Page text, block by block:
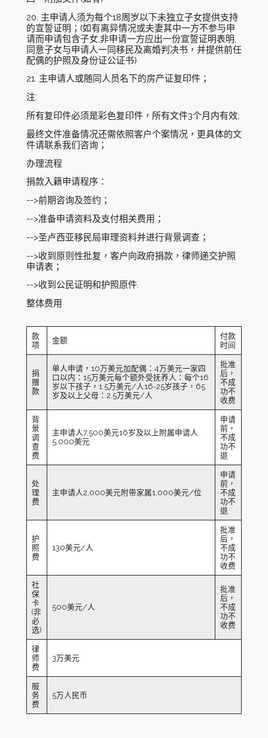
20. 主申请人须为每个18周岁以下未独立子女提供支持
的宣誓证明；(如有离异情况或夫妻其中一方不参与申
请而申请包含子女,非申请一方应出一份宣誓证明表明,
同意子女与申请人一同移民及离婚判决书，并提供前任
配偶的护照及身份证公证书)
21. 主申请人或随同人员名下的房产证复印件；
注:
所有复印件必须是彩色复印件，所有文件3个月内有效;
最终文件准备情况还需依照客户个案情况，更具体的文
件请联系我们咨询；
办理流程
捐款入籍申请程序：
-->前期咨询及签约；
-->准备申请资料及支付相关费用；
-->圣卢西亚移民局审理资料并进行背景调查；
-->收到原则性批复，客户向政府捐款，律师递交护照
申请表；
-->收到公民证明和护照原件.
整体费用
款
项
金额
付款
时间
捐
赠
款
单人申请，10万美元加配偶：4万美元一家四
口以内：15万美元每个额外受抚养人：每个16
岁以下孩子，1.5万美元/人16-25岁孩子，65
岁及以上父母：2.5万美元/人
批准
后，
不成
功不
收费
背
景
调
查
费
主申请人7,500美元16岁及以上附属申请人
5,000美元
申请
前，
不成
功不
退
处
理
费
主申请人2,000美元附带家属1,000美元/位
申请
前，
不成
功不
退
护
照
费
130美元/人
批准
后，
不成
功不
收费
社
保
卡
(非
必
选)
500美元/人
批准
后，
不成
功不
收费
律
师
费
3万美元
服
务
费
5万人民币